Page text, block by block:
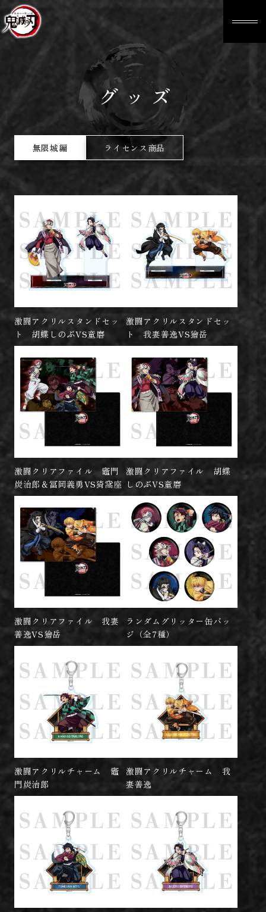
グッズ
無限城編 ライセンス商品
激闘アクリルスタンドセッ
ト 胡蝶しのぶVS童磨
激闘アクリルスタンドセッ
ト 我妻善逸VS獪岳
激闘クリアファイル 竈門
炭治郎＆冨岡義勇VS猗窩座
激闘クリアファイル 胡蝶
しのぶVS童磨
激闘クリアファイル 我妻
善逸VS獪岳
ランダムグリッター缶バッ
ジ（全7種）
激闘アクリルチャーム 竈
門炭治郎
激闘アクリルチャーム 我
妻善逸